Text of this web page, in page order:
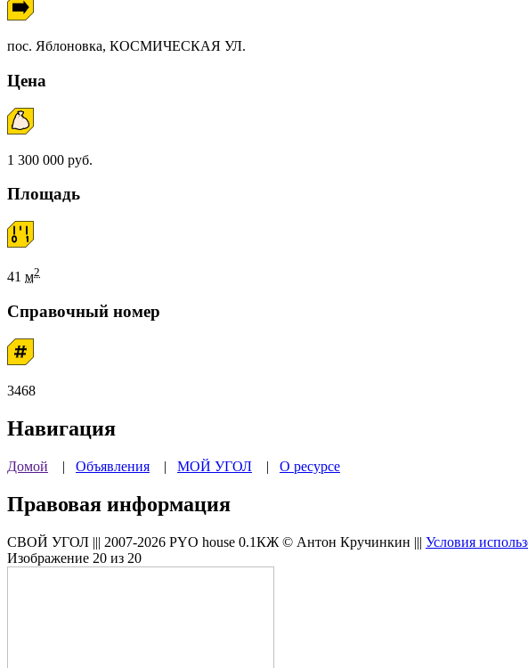
пос. Яблоновка, КОСМИЧЕСКАЯ УЛ.
Цена
1 300 000 руб.
Площадь
41 м2
Справочный номер
3468
Навигация
Домой | Объявления | МОЙ УГОЛ | О ресурсе
Правовая информация
СВОЙ УГОЛ ||| 2007-2026 PYO house 0.1КЖ © Антон Кручинкин ||| Условия
Изображение 20 из 20